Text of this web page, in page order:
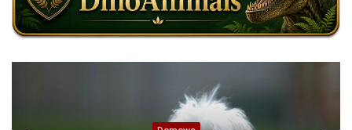
Azja